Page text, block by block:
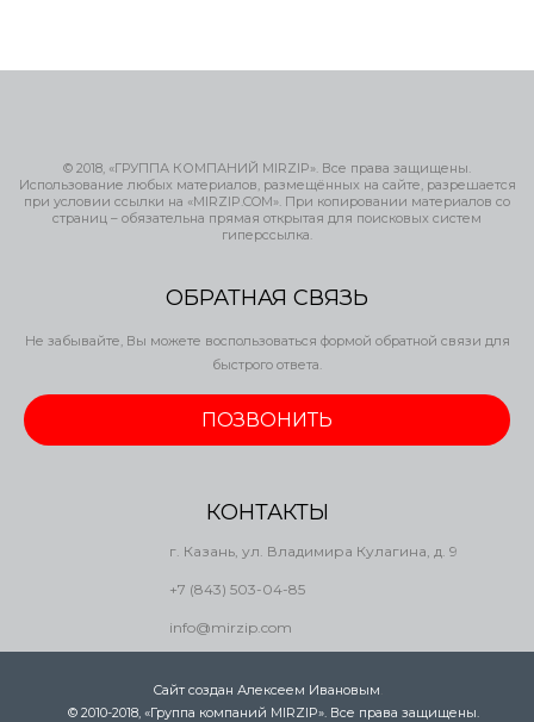
© 2018, «ГРУППА КОМПАНИЙ MIRZIP». Все права защищены.
Использование любых материалов, размещённых на сайте, разрешается
при условии ссылки на «MIRZIP.COM». При копировании материалов со
страниц – обязательна прямая открытая для поисковых систем
гиперссылка.
ОБРАТНАЯ СВЯЗЬ
Не забывайте, Вы можете воспользоваться формой обратной связи для
быстрого ответа.
ПОЗВОНИТЬ
КОНТАКТЫ
г. Казань, ул. Владимира Кулагина, д. 9
+7 (843) 503-04-85
info@mirzip.com
Сайт создан Алексеем Ивановым
© 2010-2018, «Группа компаний MIRZIP». Все права защищены.